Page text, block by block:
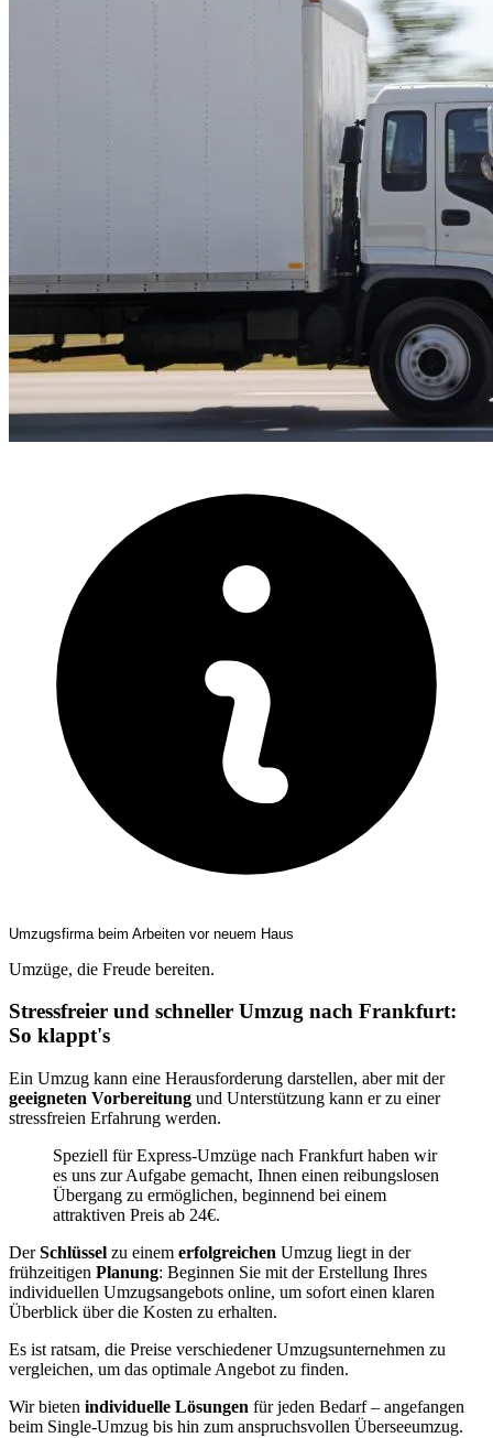
Umzugsfirma beim Arbeiten vor neuem Haus
Umzüge, die Freude bereiten.
Stressfreier und schneller Umzug nach Frankfurt:
So klappt's
Ein Umzug kann eine Herausforderung darstellen, aber mit der
geeigneten Vorbereitung und Unterstützung kann er zu einer
stressfreien Erfahrung werden.
Speziell für Express-Umzüge nach Frankfurt haben wir
es uns zur Aufgabe gemacht, Ihnen einen reibungslosen
Übergang zu ermöglichen, beginnend bei einem
attraktiven Preis ab 24€.
DerSchlüssel zu einem erfolgreichen Umzug liegt in der
frühzeitigen Planung: Beginnen Sie mit der Erstellung Ihres
individuellen Umzugsangebots online, um sofort einen klaren
Überblick über die Kosten zu erhalten.
Es ist ratsam, die Preise verschiedener Umzugsunternehmen zu
vergleichen, um das optimale Angebot zu finden.
Wir bieten individuelle Lösungen für jeden Bedarf – angefangen
beim Single-Umzug bis hin zum anspruchsvollen Überseeumzug.